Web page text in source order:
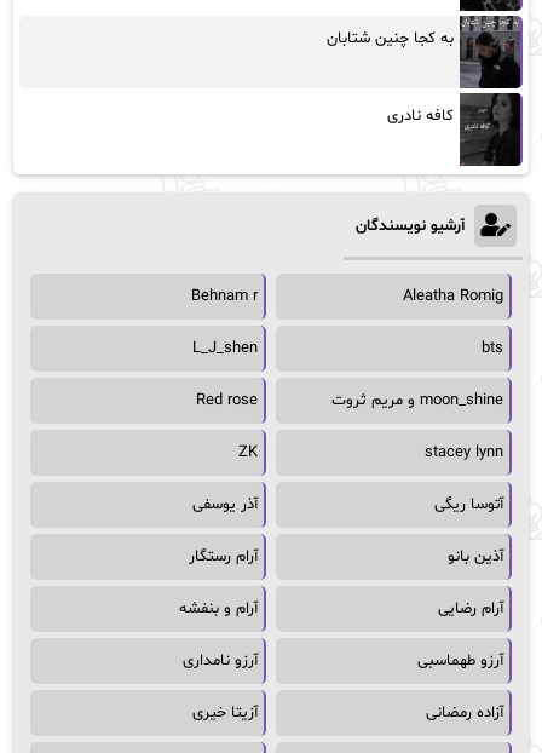
به کجا چنین شتابان
کافه نادری
آرشیو نویسندگان
Aleatha Romig
Behnam r
bts
L_J_shen
moon_shine و مریم ثروت Red rose
stacey lynn
ZK
آتوسا ریگی آذر یوسفی
آذین بانو آرام رستگار
آرام رضایی آرام و بنفشه
آرزو طهماسبی آرزو نامداری
آزاده رمضانی آزیتا خیری